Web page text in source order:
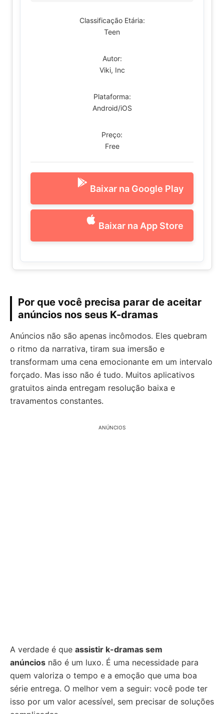
Classificação Etária:
Teen
Autor:
Viki, Inc
Plataforma:
Android/iOS
Preço:
Free
Baixar na Google Play
Baixar na App Store
Por que você precisa parar de aceitar
anúncios nos seus K-dramas
Anúncios não são apenas incômodos. Eles quebram
o ritmo da narrativa, tiram sua imersão e
transformam uma cena emocionante em um intervalo
forçado. Mas isso não é tudo. Muitos aplicativos
gratuitos ainda entregam resolução baixa e
travamentos constantes.
ANÚNCIOS
A verdade é que assistir k-dramas sem
anúncios não é um luxo. É uma necessidade para
quem valoriza o tempo e a emoção que uma boa
série entrega. O melhor vem a seguir: você pode ter
isso por um valor acessível, sem precisar de soluções